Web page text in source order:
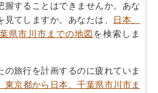
握することはできませんか。あな
てしますか。あなたは、
日本、
県市川市までの地図 を検索しま
の旅行を計画するのに疲れていま
東京都から日本、千葉県市川市ま